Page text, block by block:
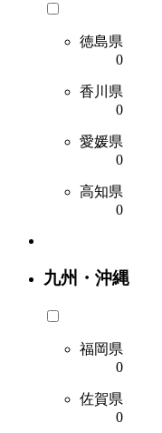
徳島県
0
香川県
0
愛媛県
0
高知県
0
九州・沖縄
福岡県
0
佐賀県
0